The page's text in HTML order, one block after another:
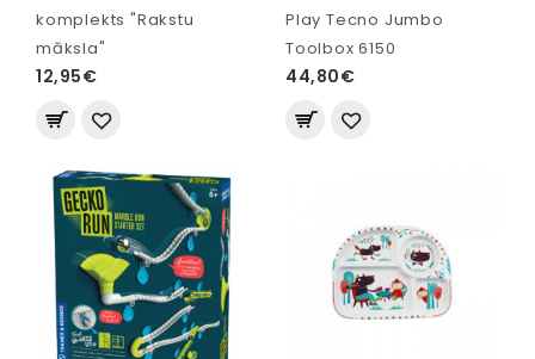
komplekts "Rakstu
māksla"
12,95€
Play Tecno Jumbo
Toolbox 6150
44,80€